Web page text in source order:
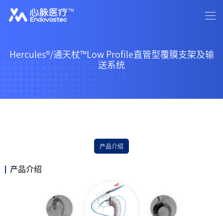
EN
Hercules®/通天杖™Low Profile直管型覆膜支架及输
送系统
产品介绍
产品介绍